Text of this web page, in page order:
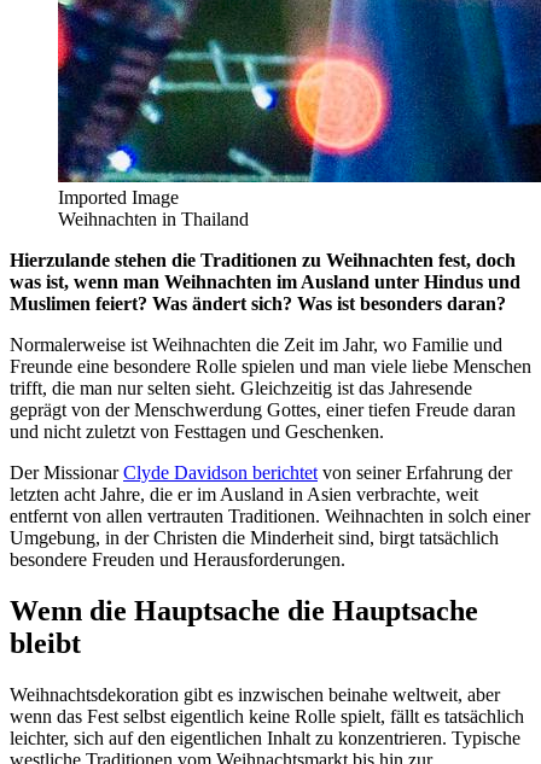
Imported Image
Weihnachten in Thailand
Hierzulande stehen die Traditionen zu Weihnachten fest, doch
was ist, wenn man Weihnachten im Ausland unter Hindus und
Muslimen feiert? Was ändert sich? Was ist besonders daran?
Normalerweise ist Weihnachten die Zeit im Jahr, wo Familie und
Freunde eine besondere Rolle spielen und man viele liebe Menschen
trifft, die man nur selten sieht. Gleichzeitig ist das Jahresende
geprägt von der Menschwerdung Gottes, einer tiefen Freude daran
und nicht zuletzt von Festtagen und Geschenken.
Der MissionarClyde Davidson berichtet von seiner Erfahrung der
letzten acht Jahre, die er im Ausland in Asien verbrachte, weit
entfernt von allen vertrauten Traditionen. Weihnachten in solch einer
Umgebung, in der Christen die Minderheit sind, birgt tatsächlich
besondere Freuden und Herausforderungen.
Wenn die Hauptsache die Hauptsache
bleibt
Weihnachtsdekoration gibt es inzwischen beinahe weltweit, aber
wenn das Fest selbst eigentlich keine Rolle spielt, fällt es tatsächlich
leichter, sich auf den eigentlichen Inhalt zu konzentrieren. Typische
westliche Traditionen vom Weihnachtsmarkt bis hin zur